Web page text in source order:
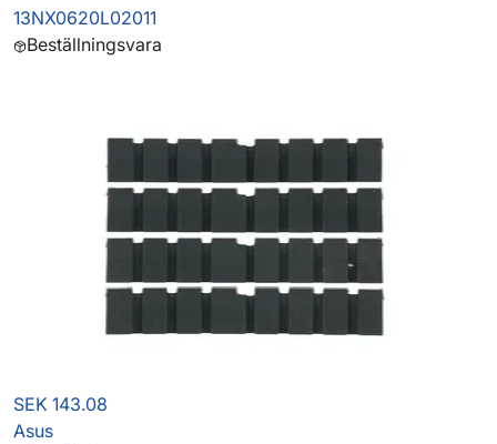
13NX0620L02011
Beställningsvara
SEK 143.08
Asus